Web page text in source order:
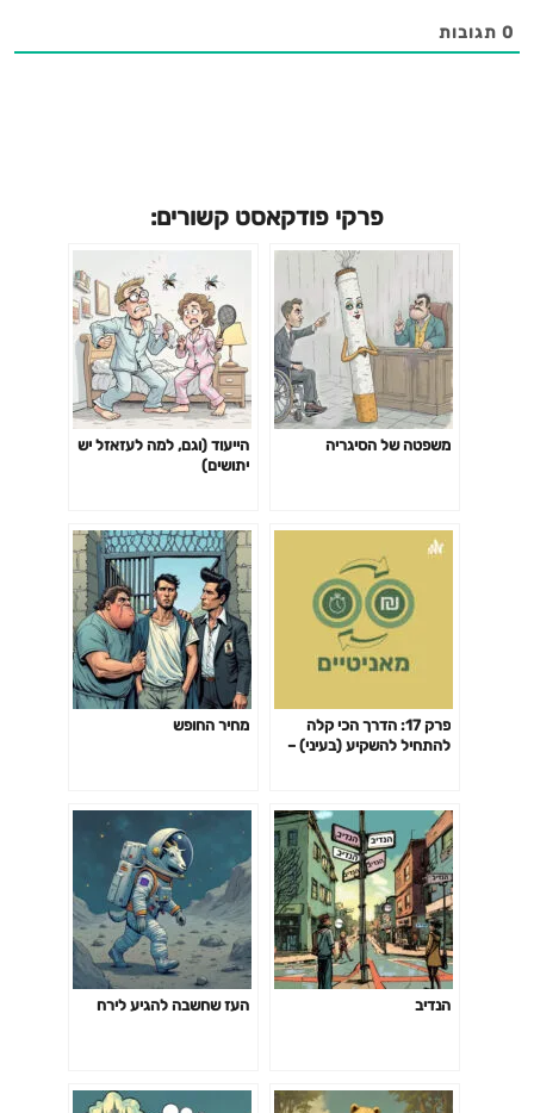
0 תגובות
פרקי פודקאסט קשורים:
משפטה של הסיגריה
הייעוד (וגם, למה לעזאזל יש
יתושים)
פרק 17: הדרך הכי קלה
להתחיל להשקיע (בעיני) –
מחיר החופש
הנדיב העז שחשבה להגיע לירח